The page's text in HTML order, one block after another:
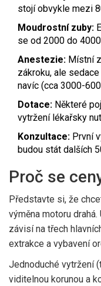
stojí obvykle mezi
Moudrostní zuby:
se od 2000 do
Anestezie: Místní
zákroku, ale
navíc (cca 3000-
Dotace: Některé
vytržení lékařsky
Konzultace: První
budou stát dalších
Proč se
Představte si, že
výměna motoru
závisí na třech
extrakce a vybavení
Jednoduché vytržení
viditelnou korunou a